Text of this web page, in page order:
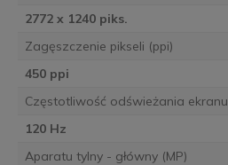
2772 x 1240 piks.
Zagęszczenie pikseli (ppi)
450 ppi
Częstotliwość odświeżania ekranu
120 Hz
Aparatu tylny - główny (MP)